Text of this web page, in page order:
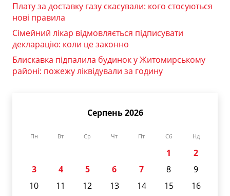
Плату за доставку газу скасували: кого стосуються
нові правила
Сімейний лікар відмовляється підписувати
декларацію: коли це законно
Блискавка підпалила будинок у Житомирському
районі: пожежу ліквідували за годину
Серпень 2026
Пн Вт Ср Чт Пт Сб Нд
1
2
3
4 5 6 7 8
9
10
11 12 13 14 15
16